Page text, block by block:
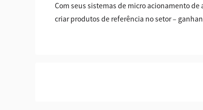
Com seus sistemas de micro acionamento
criar produtos de referência no setor –